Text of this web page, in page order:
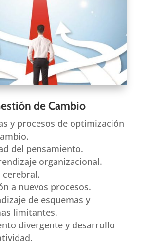
de Cambio
y procesos de optimización
del pensamiento.
organizacional.
cerebral.
a nuevos procesos.
de esquemas y
limitantes.
divergente y desarrollo